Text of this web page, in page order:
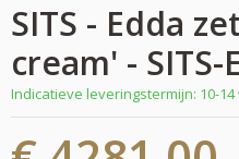
SITS - Edda
cream' - SITS-
Indicatieve leveringstermijn: 10-14